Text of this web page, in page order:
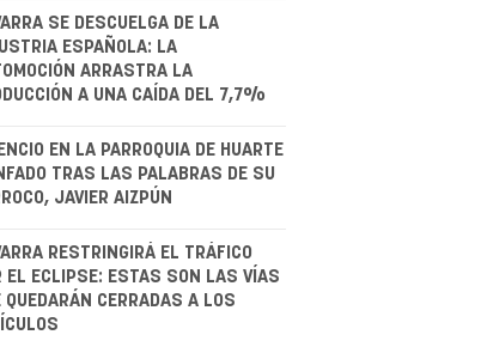
SE DESCUELGA DE LA
ESPAÑOLA: LA
ARRASTRA LA
A UNA CAÍDA DEL 7,7%
EN LA PARROQUIA DE HUARTE
TRAS LAS PALABRAS DE SU
JAVIER AIZPÚN
RESTRINGIRÁ EL TRÁFICO
EL ECLIPSE: ESTAS SON LAS VÍAS
QUEDARÁN CERRADAS A LOS